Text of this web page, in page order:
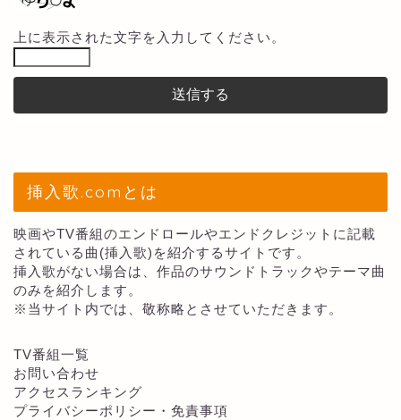
上に表示された文字を入力してください。
挿入歌.comとは
映画やTV番組のエンドロールやエンドクレジットに記載
されている曲(挿入歌)を紹介するサイトです。
挿入歌がない場合は、作品のサウンドトラックやテーマ曲
のみを紹介します。
※当サイト内では、敬称略とさせていただきます。
TV番組一覧
お問い合わせ
アクセスランキング
プライバシーポリシー・免責事項